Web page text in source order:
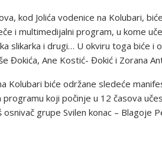
kod Jolića vodenice na Kolubari,
i multimedijalni program, u kome
slikarka i drugi… U okviru toga biće i
Đokića, Ane Kostić- Đokić i Zorana
Kolubari biće održane sledeće
koji počinje u 12 časova
grupe Svilen konac – Blagoje